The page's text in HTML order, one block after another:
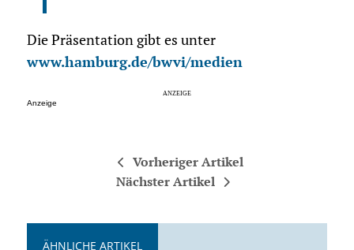
Die Präsentation gibt es unter
www.hamburg.de/bwvi/medien
Anzeige
Vorheriger Artikel
Nächster Artikel
ÄHNLICHE ARTIKEL